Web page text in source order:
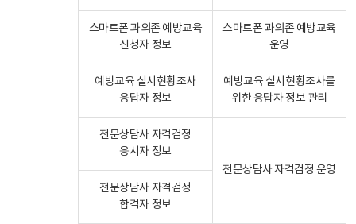
스마트폰 과의존 예방교육
신청자 정보
스마트폰 과의존 예방교육
운영
예방교육 실시현황조사
응답자 정보
예방교육 실시현황조사를
위한 응답자 정보 관리
전문상담사 자격검정
응시자 정보
전문상담사 자격검정 운영
전문상담사 자격검정
합격자 정보